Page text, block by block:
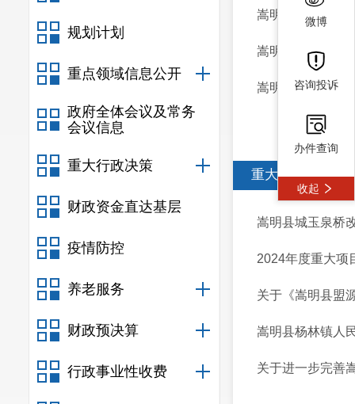
规划计划
重点领域信息公开
政府全体会议及常务
会议信息
重大行政决策
财政资金直达基层
疫情防控
养老服务
财政预决算
行政事业性收费
嵩明县小街镇人
嵩明县牛栏江镇
嵩明县人民政府
重大决策预公开
嵩明县城玉泉桥
2024年度重大项
关于《嵩明县盟
嵩明县杨林镇人
关于进一步完善
微博
咨询投诉
办件查询
收起